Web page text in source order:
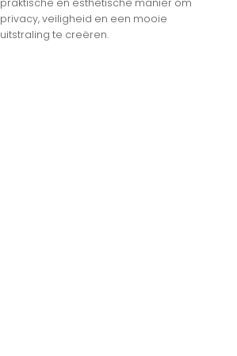
praktische en esthetische manier om
privacy, veiligheid en een mooie
uitstraling te creëren.